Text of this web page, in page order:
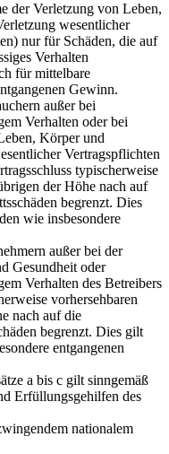
der Verletzung von Leben,
wesentlicher
nur für Schäden, die auf
Verhalten
für mittelbare
Gewinn.
außer bei
Verhalten oder bei
Körper und
Vertragspflichten
typischerweise
der Höhe nach auf
begrenzt. Dies
wie insbesondere
außer bei der
Gesundheit oder
Verhalten des Betreibers
vorhersehbaren
nach auf die
begrenzt. Dies gilt
entgangenen
a bis c gilt sinngemäß
Erfüllungsgehilfen des
nationalem